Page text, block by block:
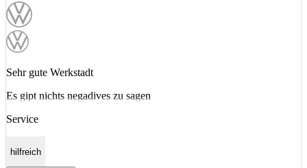
Sehr gute Werkstadt
Es gipt nichts negadives zu sagen
Service
hilfreich